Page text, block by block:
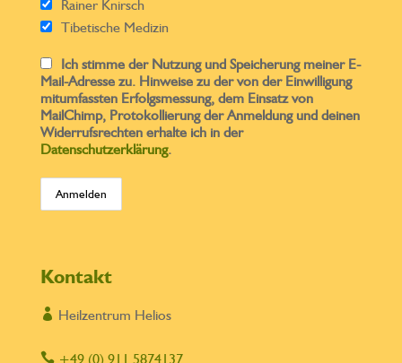
Rainer Knirsch
Tibetische Medizin
Ich stimme der Nutzung und Speicherung meiner E-
Mail-Adresse zu. Hinweise zu der von der Einwilligung
mitumfassten Erfolgsmessung, dem Einsatz von
MailChimp, Protokollierung der Anmeldung und deinen
Widerrufsrechten erhalte ich in der
Datenschutzerklärung.
Kontakt
 Heilzentrum Helios
+49 (0) 911 5874137